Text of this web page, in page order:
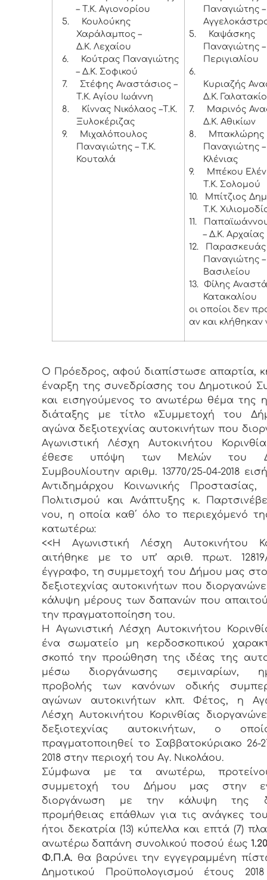
– Τ.Κ. Αγιονορίου
5.
Κουλούκης
Χαράλαμπος –
Δ.Κ. Λεχαίου
6.
Κούτρας Παναγιώτης
– Δ.Κ. Σοφικού
7.
Στέφης Αναστάσιος –
Τ.Κ. Αγίου Ιωάννη
8.
Κίννας Νικόλαος –Τ.Κ.
Ξυλοκέριζας
9.
Μιχαλόπουλος
Παναγιώτης – Τ.Κ.
Κουταλά
Παναγιώτης –
5.
Καψάσκης
Παναγιώτης –
Περιγιαλίου
6.
Κυριαζής
Δ.Κ.
7.
Μαρινός
Δ.Κ. Αθικίων
8.
Μπακλώρης
Παναγιώτης –
Κλένιας
9.
Μπέκου
Τ.Κ. Σολομού
10.
Μπίτζιος
Τ.Κ.
11.
– Δ.Κ.
12.
Παρασκευάς
Παναγιώτης –
Βασιλείου
13. Φίλης
Κατακαλίου
οι οποίοι δεν
αν και κλήθηκαν
Ο Πρόεδρος, αφού διαπίστωσε απαρτία,
έναρξη της συνεδρίασης του Δημοτικού
και εισηγούμενος το ανωτέρω θέμα της
διάταξης με τίτλο «Συμμετοχή του
αγώνα δεξιοτεχνίας αυτοκινήτων που
Αγωνιστική Λέσχη Αυτοκινήτου
έθεσε υπόψη των Μελών του
Συμβουλίουτην αριθμ. 13770/25-04-2018
Αντιδημάρχου Κοινωνικής Προστασίας,
Πολιτισμού και Ανάπτυξης κ.
νου, η οποία καθ΄ όλο το περιεχόμενό
κατωτέρω:
<<Η Αγωνιστική Λέσχη Αυτοκινήτου
αιτήθηκε με το υπ’ αριθ. πρωτ. 12819/
έγγραφο, τη συμμετοχή του Δήμου μας
δεξιοτεχνίας αυτοκινήτων που
κάλυψη μέρους των δαπανών που
την πραγματοποίηση του.
Η Αγωνιστική Λέσχη Αυτοκινήτου
ένα σωματείο μη κερδοσκοπικού
σκοπό την προώθηση της ιδέας της
μέσω διοργάνωσης σεμιναρίων,
προβολής των κανόνων οδικής
αγώνων αυτοκινήτων κλπ. Φέτος, η
Λέσχη Αυτοκινήτου Κορινθίας
δεξιοτεχνίας αυτοκινήτων, ο
πραγματοποιηθεί το Σαββατοκύριακο 26-
2018 στην περιοχή του Αγ. Νικολάου.
Σύμφωνα με τα ανωτέρω,
συμμετοχή του Δήμου μας στην
διοργάνωση με την κάλυψη της
προμήθειας επάθλων για τις ανάγκες
ήτοι δεκατρία (13) κύπελλα και επτά (7)
ανωτέρω δαπάνη συνολικού ποσού έως
Φ.Π.Α. θα βαρύνει την εγγεγραμμένη
Δημοτικού Προϋπολογισμού έτους